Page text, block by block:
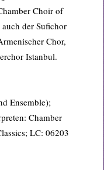
Choir of
der Sufichor
Chor,
Istanbul.
Ensemble);
Chamber
LC: 06203